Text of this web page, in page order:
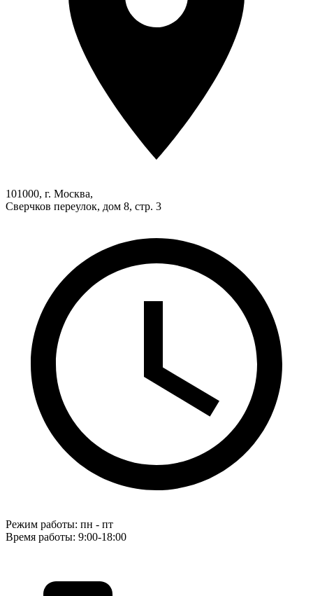
101000, г. Москва,
Сверчков переулок, дом 8, стр. 3
Режим работы: пн - пт
Время работы: 9:00-18:00